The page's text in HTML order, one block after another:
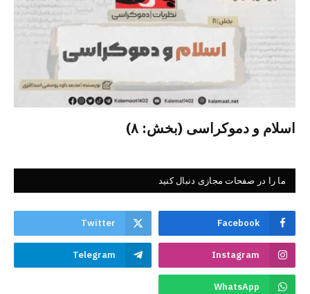
اسلام و دموکراسی (بخش: ۸)
ما را در صفحات مجازی دنبال کنید
Facebook
Twitter
Instagram
Telegram
WhatsApp